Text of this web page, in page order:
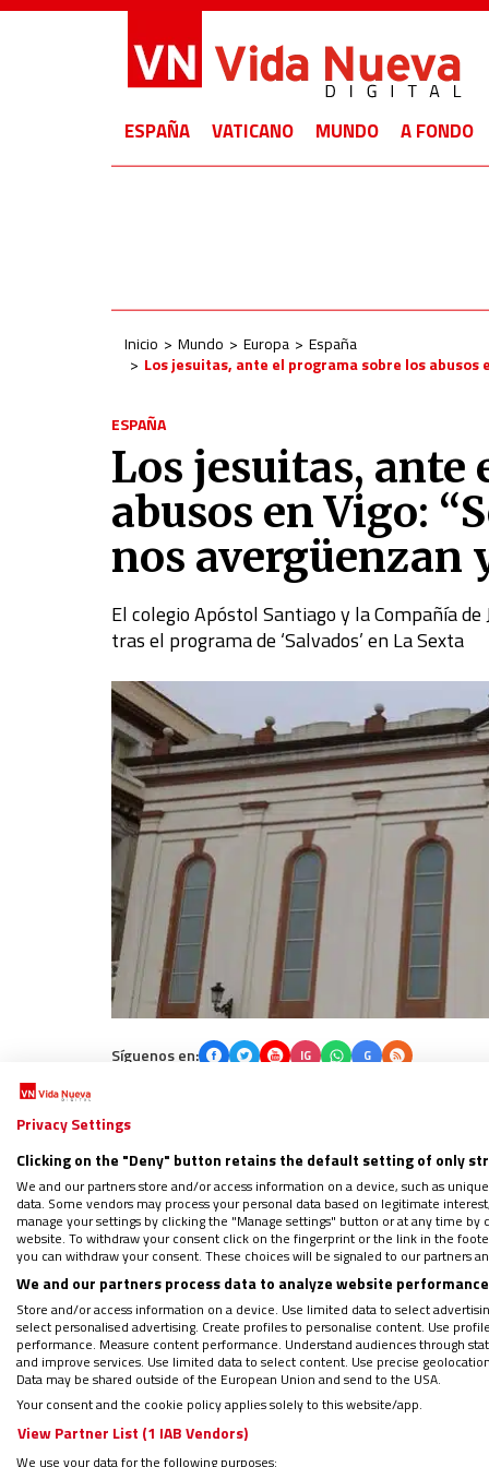
ESPAÑA VATICANO MUNDO A FONDO
Inicio Mundo Europa
España
Los jesuitas, ante el programa sobre los abusos
ESPAÑA
Los jesuitas, ante
abusos en Vigo:
nos avergüenzan
El colegio Apóstol Santiago y la Compañía
tras el programa de ‘Salvados’ en La Sexta
Síguenos en: IG G
La nueva temporada del programa
presentador vuelve a su colegio de la
Fernando González, Gonzo, recoge
un centro fundado hace más de 150
PODCAST: Que ninguna ventana
Regístrate en el boletín gratuito y
Privacy Settings
Clicking on the "Deny" button retains the default setting of only
We and our partners store and/or access information on a device, such as
data. Some vendors may process your personal data based on legitimate
manage your settings by clicking the "Manage settings" button or at any time
website. To withdraw your consent click on the fingerprint or the link in the
you can withdraw your consent. These choices will be signaled to our partners
We and our partners process data to analyze website
Store and/or access information on a device. Use limited data to select
select personalised advertising. Create profiles to personalise content. Use
performance. Measure content performance. Understand audiences through
and improve services. Use limited data to select content. Use precise
Data may be shared outside of the European Union and send to the USA.
Your consent and the cookie policy applies solely to this website/app.
View Partner List (1 IAB Vendors)
We use your data for the following purposes: